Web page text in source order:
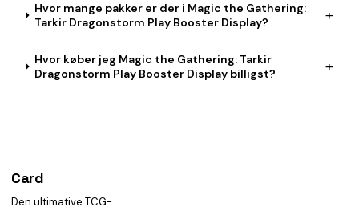
Hvor mange pakker er der i Magic the Gathering:
Tarkir Dragonstorm Play Booster Display?
+
Hvor køber jeg Magic the Gathering: Tarkir
Dragonstorm Play Booster Display billigst?
+
Card
Den ultimative TCG-